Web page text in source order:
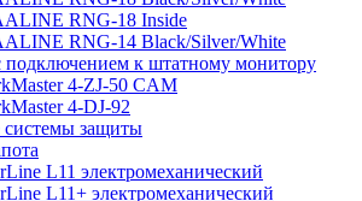
RNG-18 Inside
RNG-14 Black/Silver/White
подключением к штатному монитору
4-ZJ-50 CAM
4-DJ-92
защиты
L11 электромеханический
L11+ электромеханический